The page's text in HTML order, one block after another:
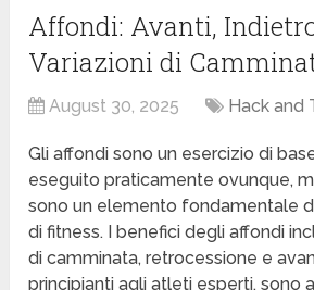
Affondi: Avanti,
Variazioni di
August 30, 2025 Hack and
Gli affondi sono un esercizio di
eseguito praticamente ovunque,
sono un elemento fondamentale
di fitness. I benefici degli affondi
di camminata, retrocessione e
principianti agli atleti esperti, sono